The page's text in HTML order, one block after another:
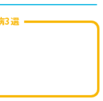
3選